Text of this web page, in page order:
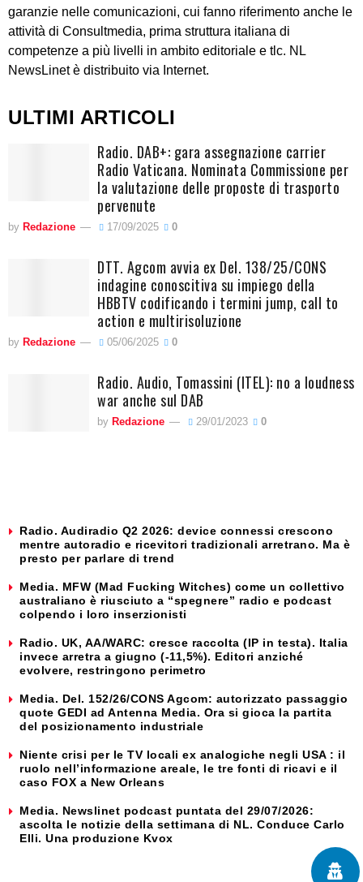
garanzie nelle comunicazioni, cui fanno riferimento anche le
attività di Consultmedia, prima struttura italiana di
competenze a più livelli in ambito editoriale e tlc. NL
NewsLinet è distribuito via Internet.
ULTIMI ARTICOLI
Radio. DAB+: gara assegnazione carrier
Radio Vaticana. Nominata Commissione per
la valutazione delle proposte di trasporto
pervenute
by Redazione 17/09/2025 0
DTT. Agcom avvia ex Del. 138/25/CONS
indagine conoscitiva su impiego della
HBBTV codificando i termini jump, call to
action e multirisoluzione
by Redazione 05/06/2025 0
Radio. Audio, Tomassini (ITEL): no a loudness
war anche sul DAB
by Redazione 29/01/2023 0
Radio. Audiradio Q2 2026: device connessi crescono
mentre autoradio e ricevitori tradizionali arretrano. Ma è
presto per parlare di trend
Media. MFW (Mad Fucking Witches) come un collettivo
australiano è riusciuto a “spegnere” radio e podcast
colpendo i loro inserzionisti
Radio. UK, AA/WARC: cresce raccolta (IP in testa). Italia
invece arretra a giugno (-11,5%). Editori anziché
evolvere, restringono perimetro
Media. Del. 152/26/CONS Agcom: autorizzato passaggio
quote GEDI ad Antenna Media. Ora si gioca la partita
del posizionamento industriale
Niente crisi per le TV locali ex analogiche negli USA : il
ruolo nell’informazione areale, le tre fonti di ricavi e il
caso FOX a New Orleans
Media. Newslinet podcast puntata del 29/07/2026:
ascolta le notizie della settimana di NL. Conduce Carlo
Elli. Una produzione Kvox